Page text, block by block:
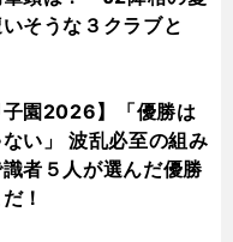
そうな３クラブと
子園2026】「優勝は
い」 波乱必至の組み
者５人が選んだ優勝
！